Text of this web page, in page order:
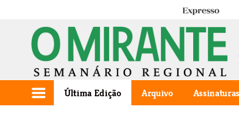
Expresso
Última Edição Arquivo Assinaturas